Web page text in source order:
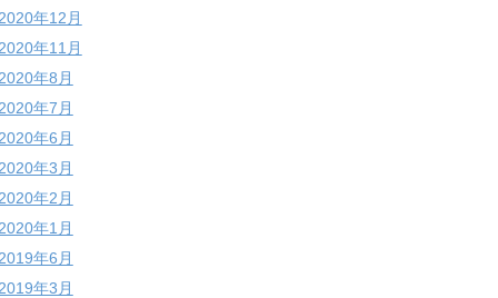
年12月
年11月
年8月
年7月
年6月
年3月
年2月
年1月
年6月
年3月